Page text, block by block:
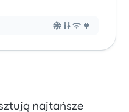
najtańsze